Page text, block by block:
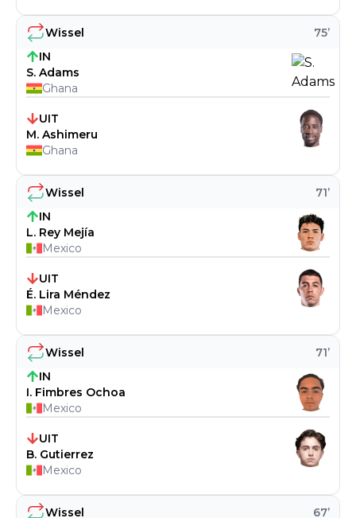
Wissel 67’
Wissel 71’
IN
I. Fimbres Ochoa
Mexico
UIT
B. Gutierrez
Mexico
Wissel 71’
IN
L. Rey Mejía
Mexico
UIT
É. Lira Méndez
Mexico
Wissel 75’
IN
S. Adams
Ghana
UIT
M. Ashimeru
Ghana